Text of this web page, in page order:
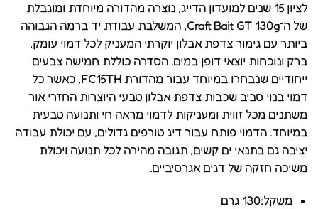
לציון 15 שנים למועדון הדייג, נוצרה מהדורה מיוחדת ומוגבלת
של ה־Craft Bait GT 130g, המשלבת עבודת יד ברמה הגבוהה
ביותר עם גימור צדפת אבלון יוקרתי המעניק לכל דמוי עומק,
ברק ונוכחות יוצאי דופן במים. הסדרה כוללת חמישה צבעים
ייחודיים שנבחרו במיוחד עבור מהדורת FC15TH, כאשר כל
דמוי בנוי סביב שכבות צדפת אבלון טבעי היוצרות החזרי אור
משתנים מכל זווית ומעניקות לדמוי מראה חי ותנועה טבעית
במיוחד. הדמוי פותח עבור דיג טורפים גדולים, עם יכולת עבודה
יציבה גם בתנאי ים קשים, תגובה מהירה לכל תנועה ויכולת
משיכה חזקה של דגים אגרסיביים.
משקל:130 גרם